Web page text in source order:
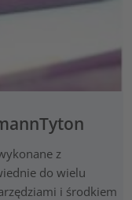
z
do wielu
i środkiem